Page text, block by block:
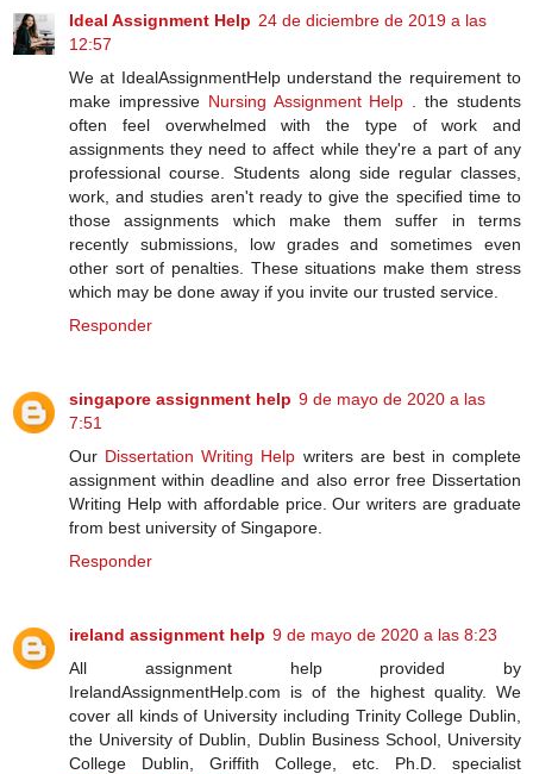
Ideal Assignment Help 24 de diciembre de 2019 a las
12:57
We at IdealAssignmentHelp understand the requirement to
make impressive Nursing Assignment Help . the students
often feel overwhelmed with the type of work and
assignments they need to affect while they're a part of any
professional course. Students along side regular classes,
work, and studies aren't ready to give the specified time to
those assignments which make them suffer in terms
recently submissions, low grades and sometimes even
other sort of penalties. These situations make them stress
which may be done away if you invite our trusted service.
Responder
singapore assignment help 9 de mayo de 2020 a las
7:51
Our Dissertation Writing Help writers are best in complete
assignment within deadline and also error free Dissertation
Writing Help with affordable price. Our writers are graduate
from best university of Singapore.
Responder
ireland assignment help 9 de mayo de 2020 a las 8:23
All assignment help provided by
IrelandAssignmentHelp.com is of the highest quality. We
cover all kinds of University including Trinity College Dublin,
the University of Dublin, Dublin Business School, University
College Dublin, Griffith College, etc. Ph.D. specialist